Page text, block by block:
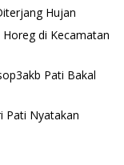
Hujan
di Kecamatan
Pati Bakal
Pati Nyatakan